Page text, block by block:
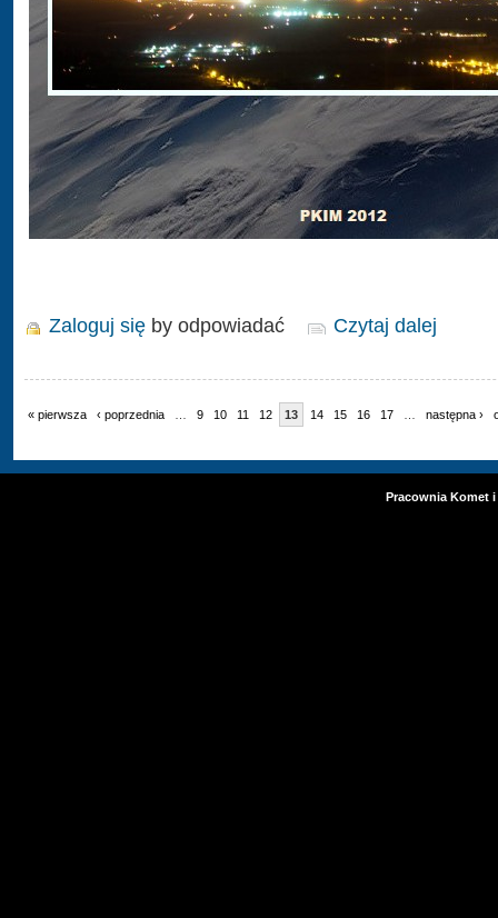
Zaloguj się by odpowiadać Czytaj dalej
« pierwsza ‹ poprzednia 9 10 11 12 13 14 15 16 17 następna ›
Pracownia Komet